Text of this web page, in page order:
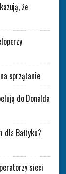
że
sprzątanie
do Donalda
dla Bałtyku?
sieci